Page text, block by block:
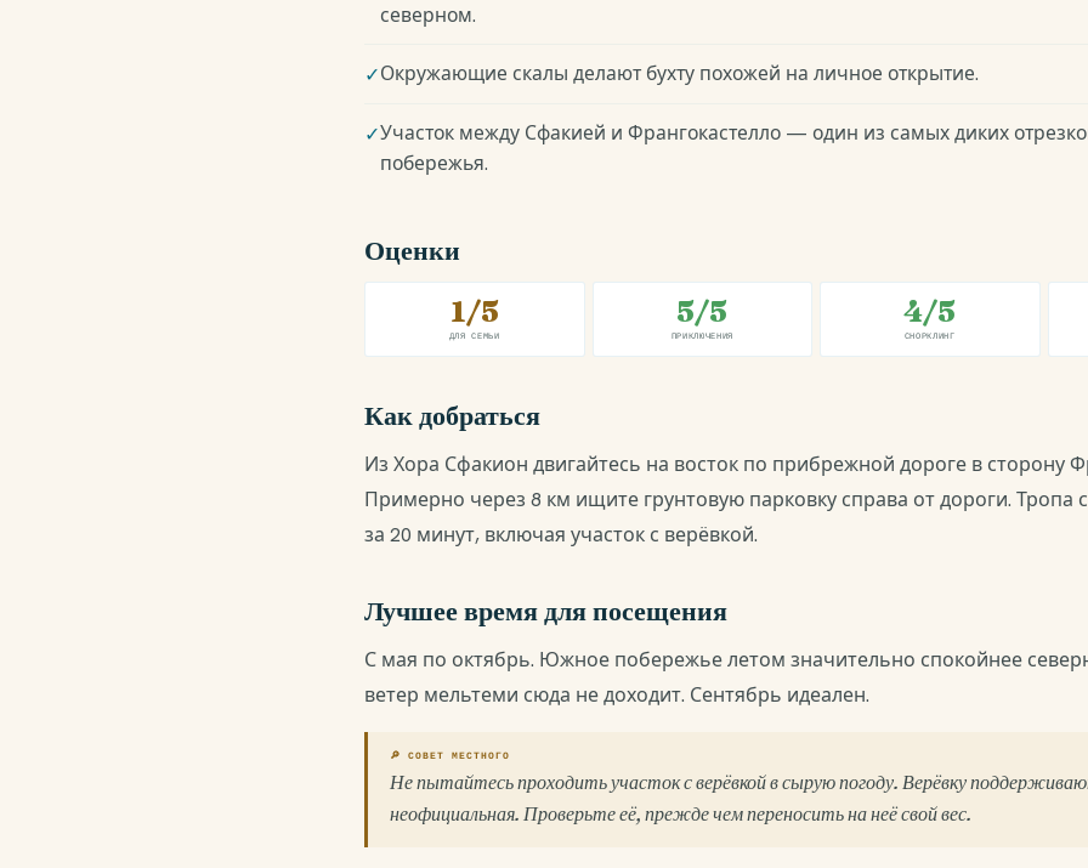
северном.
✓Окружающие скалы делают бухту похожей на личное открытие.
✓Участок между Сфакией и Франгокастелло — один из самых диких
побережья.
Оценки
1/5
ДЛЯ СЕМЬИ
5/5
ПРИКЛЮЧЕНИЯ
4/5
СНОРКЛИНГ
Как добраться
Из Хора Сфакион двигайтесь на восток по прибрежной дороге в сторону
Примерно через 8 км ищите грунтовую парковку справа от дороги. Тропа
за 20 минут, включая участок с верёвкой.
Лучшее время для посещения
С мая по октябрь. Южное побережье летом значительно спокойнее
ветер мельтеми сюда не доходит. Сентябрь идеален.
🔎 СОВЕТ МЕСТНОГО
Не пытайтесь проходить участок с верёвкой в сырую погоду. Верёвку
неофициальная. Проверьте её, прежде чем переносить на неё свой вес.